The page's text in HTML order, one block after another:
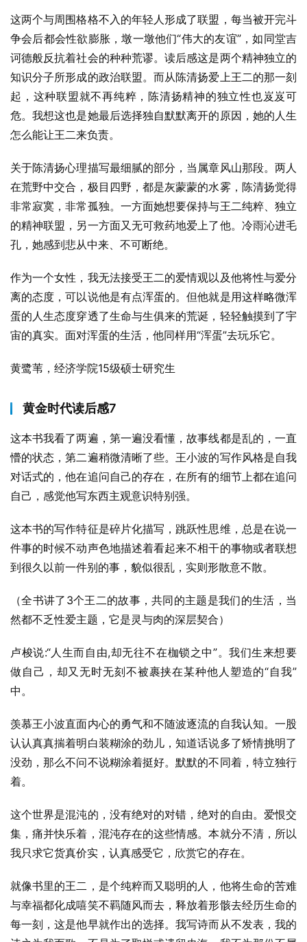
这两个与周围格格不入的年轻人形成了联盟，每当被开完斗
争会后都会性欲膨胀，墩一墩他们“伟大的友谊”，如同堂吉
诃德般反抗着社会的种种荒谬。读后感这是两个精神独立的
知识分子所形成的政治联盟。而从陈清扬爱上王二的那一刻
起，这种联盟就不再纯粹，陈清扬精神的独立性也岌岌可
危。我想这也是她最后选择独自默默离开的原因，她的人生
怎么能让王二来负责。
关于陈清扬心理描写最细腻的部分，当属章风山那段。两人
在荒野中交合，极目四野，都是灰蒙蒙的水雾，陈清扬觉得
非常寂寞，非常孤独。一方面她想要保持与王二纯粹、独立
的精神联盟，另一方面又无可救药地爱上了他。冷雨沁进毛
孔，她感到悲从中来、不可断绝。
作为一个女性，我无法接受王二的爱情观以及他将性与爱分
离的态度，可以说他是有点浑蛋的。但他就是用这样略微浑
蛋的人生态度穿透了生命与生俱来的荒诞，轻轻触摸到了宇
宙的真实。面对浑蛋的生活，他同样用“浑蛋”去玩乐它。
黄鹭苇，经济学院15级硕士研究生
黄金时代读后感7
这本书我看了两遍，第一遍没看懂，故事线都是乱的，一直
懵的状态，第二遍稍微清晰了些。王小波的写作风格是自我
对话式的，他在追问自己的存在，在所有的细节上都在追问
自己，感觉他写东西主观意识特别强。
这本书的写作特征是碎片化描写，跳跃性思维，总是在说一
件事的时候不动声色地描述着看起来不相干的事物或者联想
到很久以前一件别的事，貌似很乱，实则形散意不散。
（全书讲了3个王二的故事，共同的主题是我们的生活，当
然都不乏性爱主题，它是灵与肉的深层契合）
卢梭说:“人生而自由,却无往不在枷锁之中”。我们生来想要
做自己，却又无时无刻不被裹挟在某种他人塑造的“自我”
中。
羡慕王小波直面内心的勇气和不随波逐流的自我认知。一股
认认真真揣着明白装糊涂的劲儿，知道话说多了矫情挑明了
没劲，那么不问不说糊涂着挺好。默默的不同着，特立独行
着。
这个世界是混沌的，没有绝对的对错，绝对的自由。爱恨交
集，痛并快乐着，混沌存在的这些情感。本就分不清，所以
我只求它货真价实，认真感受它，欣赏它的存在。
就像书里的王二，是个纯粹而又聪明的人，他将生命的苦难
与幸福都化成嘻笑不羁随风而去，释放着形骸去经历生命的
每一刻，这是他早就作出的选择。我写诗而从不发表，我的